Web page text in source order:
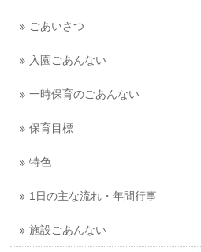
ごあいさつ
入園ごあんない
一時保育のごあんない
保育目標
特色
1日の主な流れ・年間行事
施設ごあんない